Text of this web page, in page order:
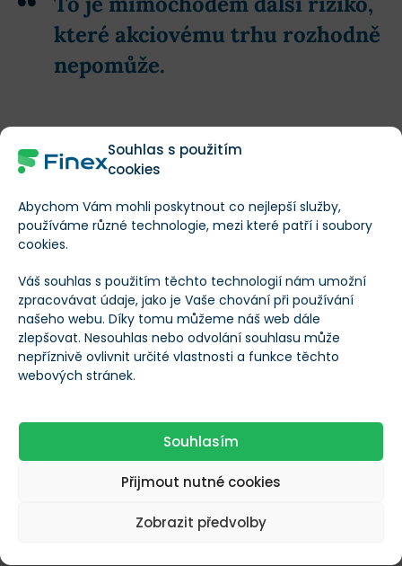
Souhlas s použitím
cookies
Abychom Vám mohli poskytnout co nejlepší služby,
používáme různé technologie, mezi které patří i soubory
cookies.
Váš souhlas s použitím těchto technologií nám umožní
zpracovávat údaje, jako je Vaše chování při používání
našeho webu. Díky tomu můžeme náš web dále
zlepšovat. Nesouhlas nebo odvolání souhlasu může
nepříznivě ovlivnit určité vlastnosti a funkce těchto
webových stránek.
Souhlasím
Přijmout nutné cookies
Zobrazit předvolby
které akciovému trhu rozhodně
nepomůže.
Krásně se na tom ukazuje, jak snadno se v reálné
ekonomice mohouotevřít staré rány
být pod kontrolou, je velmi rychle zpět.